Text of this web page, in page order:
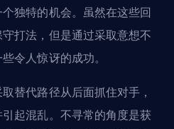
独特的机会。虽然在这些回
打法，但是通过采取意想不
令人惊讶的成功。
替代路径从后面抓住对手，
起混乱。不寻常的角度是获